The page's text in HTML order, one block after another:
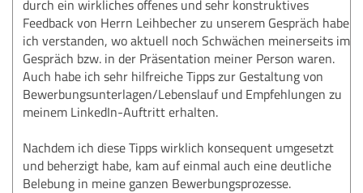
durch ein wirkliches offenes und sehr konstruktives
Feedback von Herrn Leihbecher zu unserem Gespräch habe
ich verstanden, wo aktuell noch Schwächen meinerseits im
Gespräch bzw. in der Präsentation meiner Person waren.
Auch habe ich sehr hilfreiche Tipps zur Gestaltung von
Bewerbungsunterlagen/Lebenslauf und Empfehlungen zu
meinem LinkedIn-Auftritt erhalten.
Nachdem ich diese Tipps wirklich konsequent umgesetzt
und beherzigt habe, kam auf einmal auch eine deutliche
Belebung in meine ganzen Bewerbungsprozesse.